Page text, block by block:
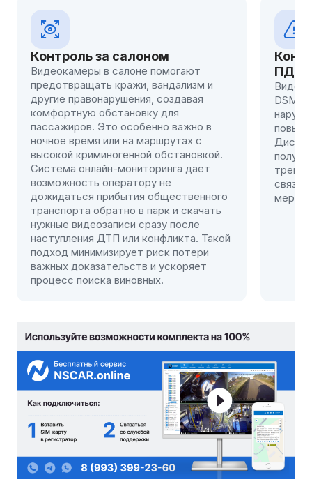
помогают
вандализм и
создавая
для
важно в
с
обстановкой.
дает
не
общественного
парк и скачать
после
Такой
риск потери
и ускоряет
Контроль за соблюдением
ПДД
Видеонаблюдение с функцией
DSM помогает предотвращать
нарушения, снижая риск аварий и
повышая безопасность
Диспетчер автопарка
получает сообщения о
тревогах и может оперативно
связываться с водителем для
мер.